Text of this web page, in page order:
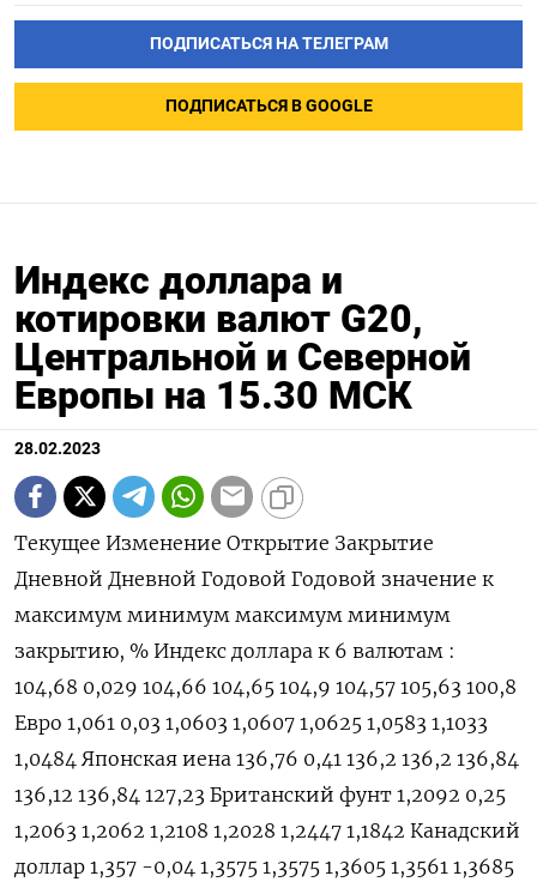
ПОДПИСАТЬСЯ НА ТЕЛЕГРАМ
ПОДПИСАТЬСЯ В GOOGLE
Индекс доллара и
котировки валют G20,
Центральной и Северной
Европы на 15.30 МСК
28.02.2023
Текущее Изменение Открытие Закрытие
Дневной Дневной Годовой Годовой значение к
максимум минимум максимум минимум
закрытию, % Индекс доллара к 6 валютам :
104,68 0,029 104,66 104,65 104,9 104,57 105,63 100,8
Евро 1,061 0,03 1,0603 1,0607 1,0625 1,0583 1,1033
1,0484 Японская иена 136,76 0,41 136,2 136,2 136,84
136,12 136,84 127,23 Британский фунт 1,2092 0,25
1,2063 1,2062 1,2108 1,2028 1,2447 1,1842 Канадский
доллар 1,357 -0,04 1,3575 1,3575 1,3605 1,3561 1,3685